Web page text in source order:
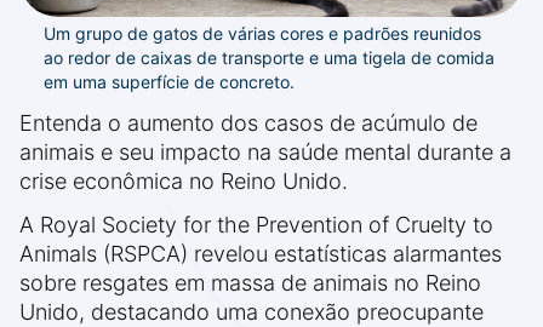
Um grupo de gatos de várias cores e padrões reunidos
ao redor de caixas de transporte e uma tigela de comida
em uma superfície de concreto.
Entenda o aumento dos casos de acúmulo de
animais e seu impacto na saúde mental durante a
crise econômica no Reino Unido.
A Royal Society for the Prevention of Cruelty to
Animals (RSPCA) revelou estatísticas alarmantes
sobre resgates em massa de animais no Reino
Unido, destacando uma conexão preocupante